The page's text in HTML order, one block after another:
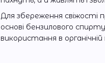
Для збереження
основі бензилового
використання в